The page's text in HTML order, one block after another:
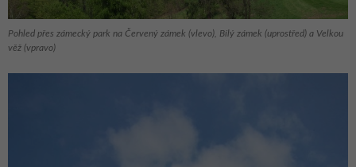
Pohled přes zámecký park na Červený zámek (vlevo), Bílý zámek (uprostřed) a Velkou
věž (vpravo)